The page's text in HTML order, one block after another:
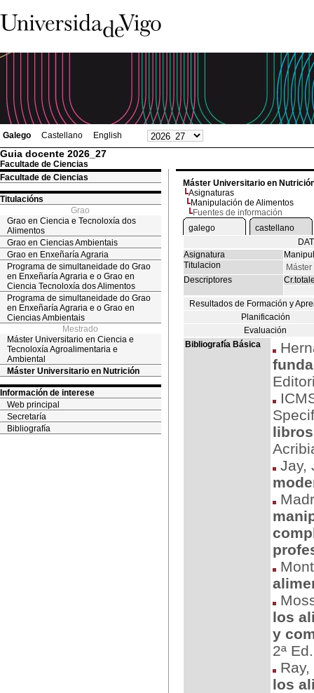
Galego Castellano English
Guia docente 2026_27
Facultade de Ciencias
Facultade de Ciencias
Titulacións
Grao
Grao en Ciencia e Tecnoloxía dos
Alimentos
Grao en Ciencias Ambientais
Grao en Enxeñaría Agraria
Programa de simultaneidade do Grao
en Enxeñaría Agraria e o Grao en
Ciencia Tecnoloxía dos Alimentos
Programa de simultaneidade do Grao
en Enxeñaría Agraria e o Grao en
Ciencias Ambientais
Mestrado
Máster Universitario en Ciencia e
Tecnoloxía Agroalimentaria e
Ambiental
Máster Universitario en Nutrición
Información de interese
Web principal
Secretaría
Bibliografía
Máster Universitario en
Asignaturas
Manipulación de Alimentos
Fuentes de información
galego
castellano
Asignatura
Titulacion
Descriptores
Resultados de Formación y
Planificación
Evaluación
Bibliografía Básica
Jay,
los
y
2ª
los